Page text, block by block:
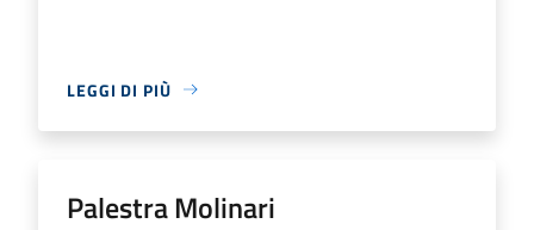
LEGGI DI PIÙ
Palestra Molinari